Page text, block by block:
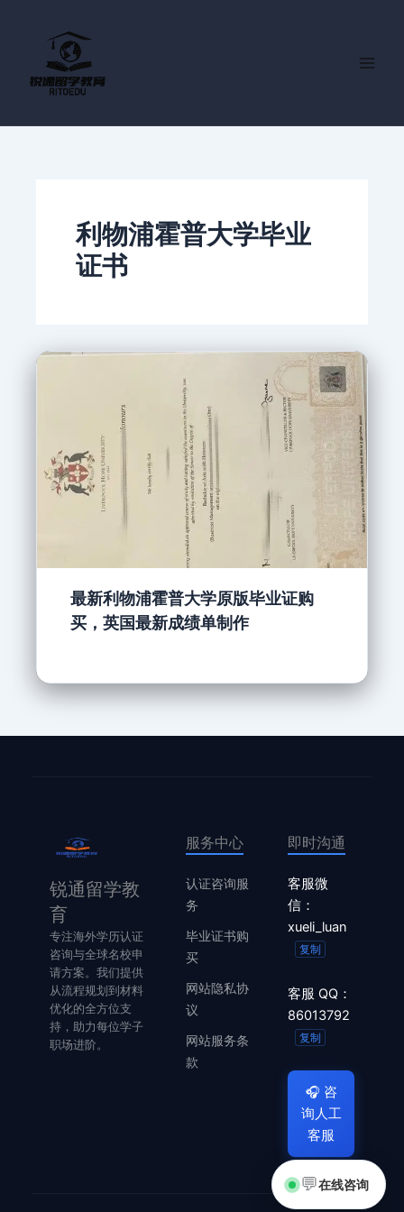
利物浦霍普大学毕业
证书
最新利物浦霍普大学原版毕业证购
买，英国最新成绩单制作
锐通留学教
育
专注海外学历认证
咨询与全球名校申
请方案。我们提供
从流程规划到材料
优化的全方位支
持，助力每位学子
职场进阶。
服务中心
认证咨询服
务
毕业证书购
买
网站隐私协
议
网站服务条
款
即时沟通
客服微
信：
xueli_luan
复制
客服 QQ：
86013792
复制
🎧 咨
询人工
客服
💬在线咨询